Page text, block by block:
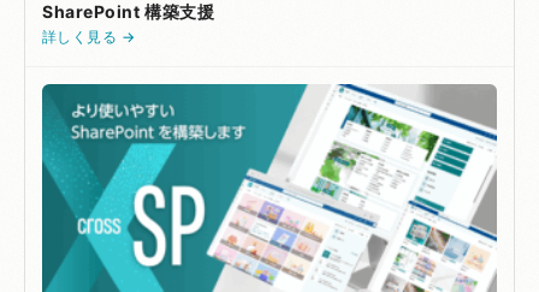
SharePoint 構築支援
詳しく見る →